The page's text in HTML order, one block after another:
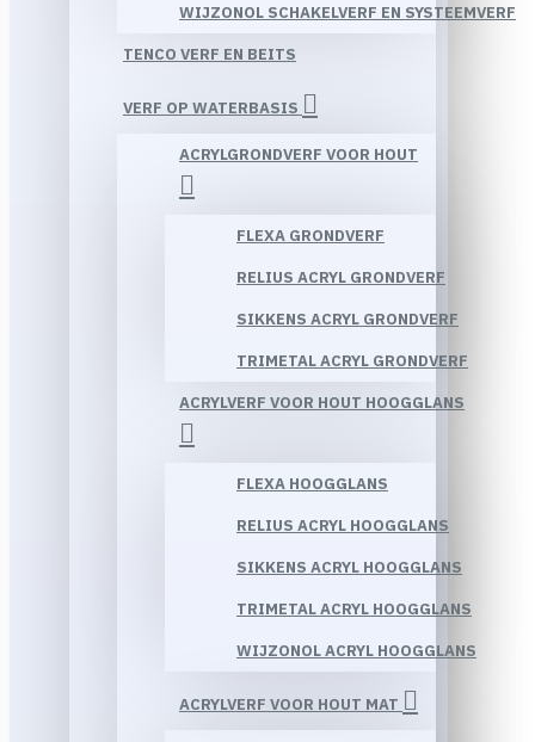
WIJZONOL SCHAKELVERF EN SYSTEEMVERF
TENCO VERF EN BEITS
VERF OP WATERBASIS
ACRYLGRONDVERF VOOR HOUT
FLEXA GRONDVERF
RELIUS ACRYL GRONDVERF
SIKKENS ACRYL GRONDVERF
TRIMETAL ACRYL GRONDVERF
ACRYLVERF VOOR HOUT HOOGGLANS
FLEXA HOOGGLANS
RELIUS ACRYL HOOGGLANS
SIKKENS ACRYL HOOGGLANS
TRIMETAL ACRYL HOOGGLANS
WIJZONOL ACRYL HOOGGLANS
ACRYLVERF VOOR HOUT MAT